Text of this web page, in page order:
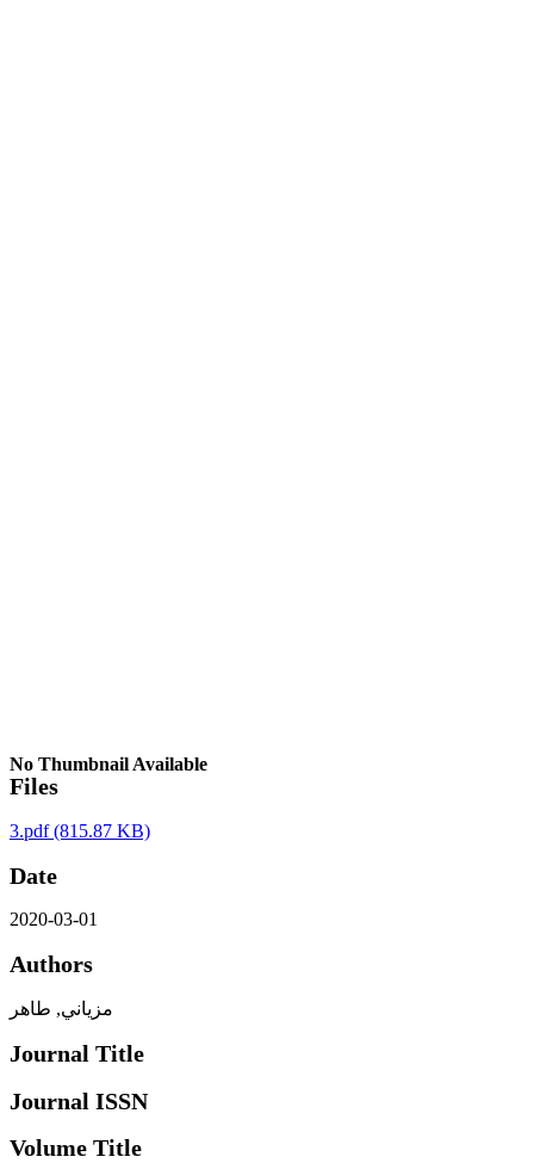
No Thumbnail Available
Files
3.pdf(815.87 KB)
Date
2020-03-01
Authors
مزياني, طاهر
Journal Title
Journal ISSN
Volume Title